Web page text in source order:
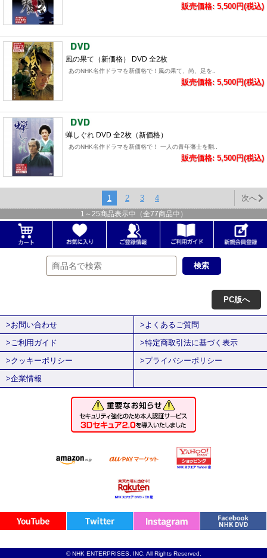
販売価格: 5,500円(税込)
風の果て（新価格） DVD 全2枚
あのNHK名作ドラマを新価格で！風の果て、尚、足を..
販売価格: 5,500円(税込)
蝉しぐれ DVD 全2枚（新価格）
あのNHK名作ドラマを新価格で！ 一人の青年藩士を翻..
販売価格: 5,500円(税込)
1 2 3 4 次へ
1 ～ 25商品表示中（全77商品中）
PC版へ
>お問い合わせ
>よくあるご質問
>ご利用ガイド
>特定商取引法に基づく表示
>クッキーポリシー
>プライバシーポリシー
>企業情報
© NHK ENTERPRISES, INC. All Rights Reserved.